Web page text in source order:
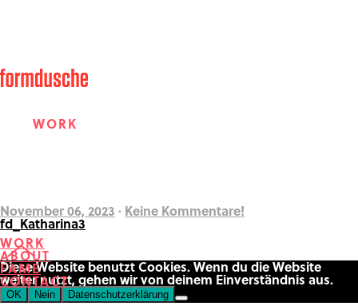
WORK
FAME
WORK
ABOUT
FAME
CONTACT
November 06, 2023 · Keine Kommentare!
fd_Katharina3
Diese Website benutzt Cookies. Wenn du die Website
weiter nutzt, gehen wir von deinem Einverständnis aus.
OK Nein Datenschutzerklärung